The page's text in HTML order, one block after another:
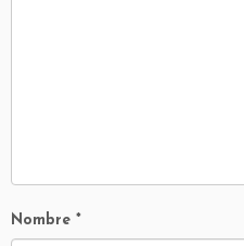
Nombre *